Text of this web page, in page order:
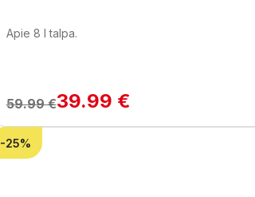
Apie 8 l talpa.
59.99 €39.99 €
-25%